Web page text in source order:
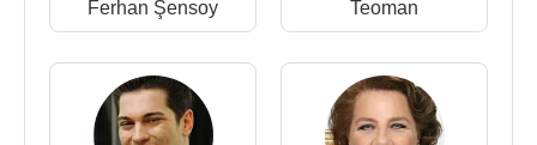
Ferhan Şensoy Teoman